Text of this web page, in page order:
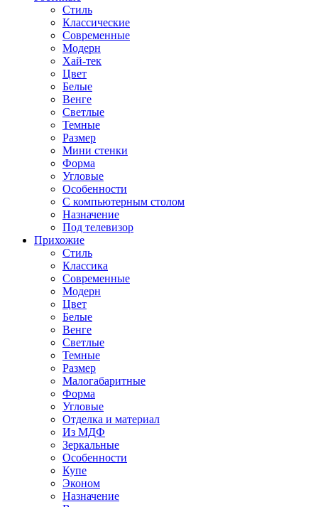
Стиль
Классические
Современные
Модерн
Хай-тек
Цвет
Белые
Венге
Светлые
Темные
Размер
Мини стенки
Форма
Угловые
Особенности
С компьютерным столом
Назначение
Под телевизор
Прихожие
Стиль
Классика
Современные
Модерн
Цвет
Белые
Венге
Светлые
Темные
Размер
Малогабаритные
Форма
Угловые
Отделка и материал
Из МДФ
Зеркальные
Особенности
Купе
Эконом
Назначение